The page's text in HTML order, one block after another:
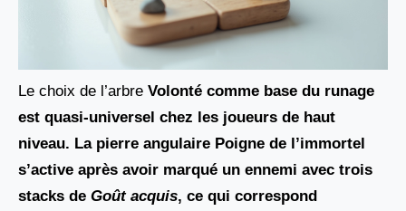
Le choix de l’arbre Volonté comme base du runage
est quasi-universel chez les joueurs de haut
niveau. La pierre angulaire Poigne de l’immortel
s’active après avoir marqué un ennemi avec trois
stacks de Goût acquis, ce qui correspond